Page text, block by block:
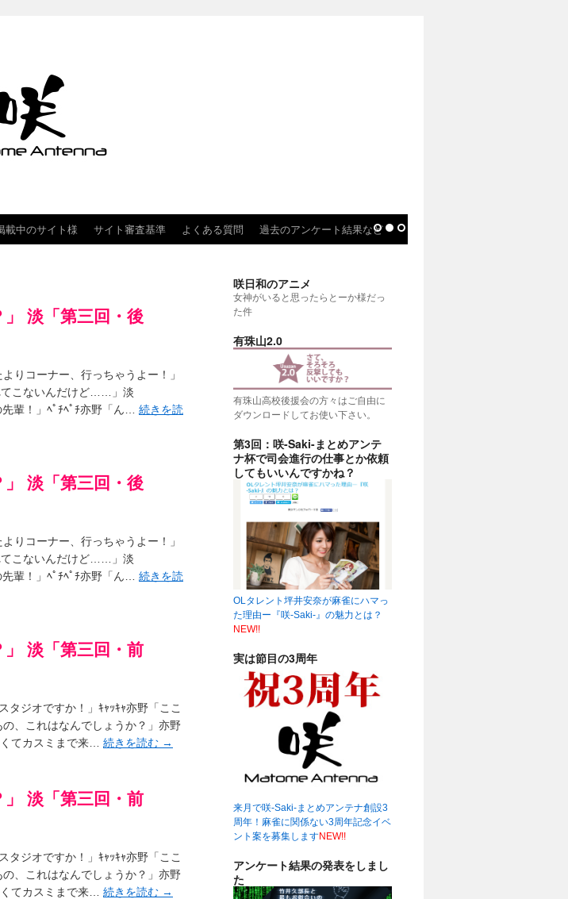
載中のサイト様 サイト審査基準 よくある質問 過去のアンケート結果など
淡「第三回・後
りコーナー、行っちゃうよー！」
ないんだけど……」淡
輩！」ﾍﾟﾁﾍﾟﾁ亦野「ん… 続きを読
淡「第三回・後
りコーナー、行っちゃうよー！」
ないんだけど……」淡
輩！」ﾍﾟﾁﾍﾟﾁ亦野「ん… 続きを読
淡「第三回・前
ジオですか！」ｷｬｯｷｬ亦野「ここ
、これはなんでしょうか？」亦野
てカスミまで来… 続きを読む →
淡「第三回・前
ジオですか！」ｷｬｯｷｬ亦野「ここ
、これはなんでしょうか？」亦野
てカスミまで来… 続きを読む →
咲日和のアニメ
女神がいると思ったらとーか様だっ
た件
有珠山2.0
有珠山高校後援会の方々はご自由に
ダウンロードしてお使い下さい。
第3回：咲-Saki-まとめアンテ
ナ杯で司会進行の仕事とか依頼
してもいいんですかね？
OLタレント坪井安奈が麻雀にハマっ
た理由ー『咲-Saki-』の魅力とは？
NEW!!
実は節目の3周年
来月で咲-Saki-まとめアンテナ創設3
周年！麻雀に関係ない3周年記念イベ
ント案を募集しますNEW!!
アンケート結果の発表をしまし
た